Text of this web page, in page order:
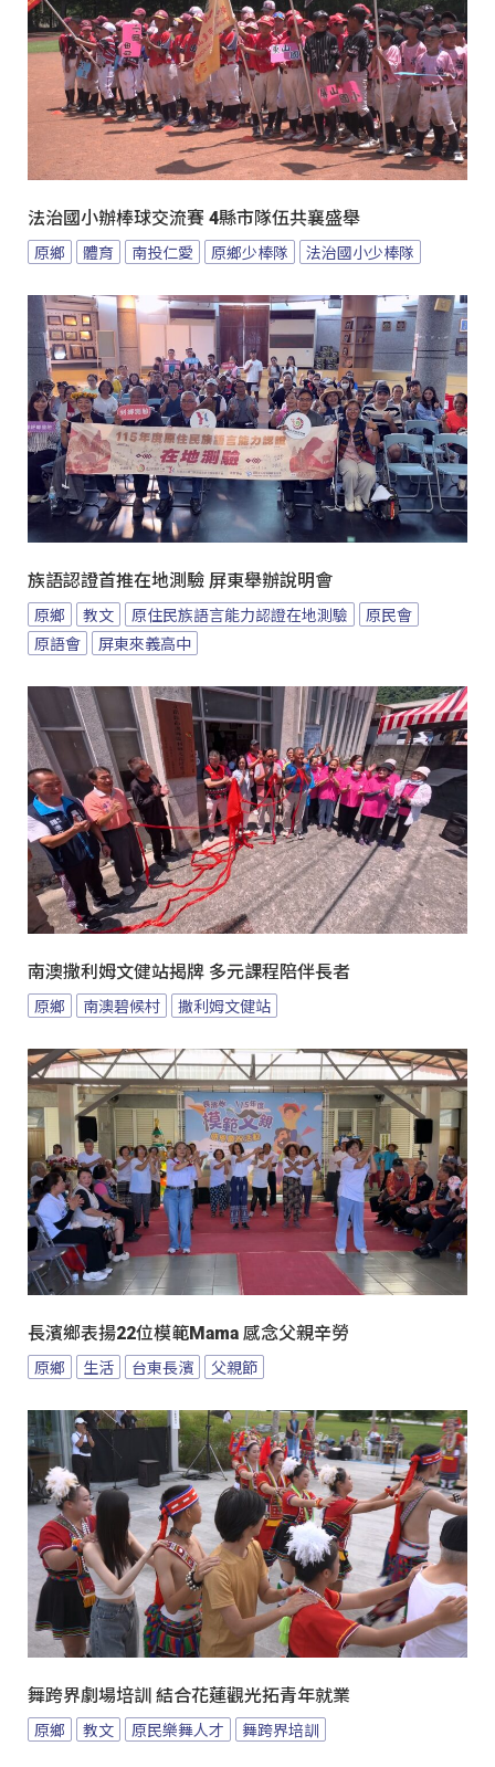
法治國小辦棒球交流賽 4縣市隊伍共襄盛舉
原鄉 體育 南投仁愛 原鄉少棒隊 法治國小少棒隊
族語認證首推在地測驗 屏東舉辦說明會
原鄉 教文 原住民族語言能力認證在地測驗
原民會
原語會
屏東來義高中
南澳撒利姆文健站揭牌 多元課程陪伴長者
原鄉 南澳碧候村 撒利姆文健站
長濱鄉表揚22位模範Mama 感念父親辛勞
原鄉 生活 台東長濱 父親節
舞跨界劇場培訓 結合花蓮觀光拓青年就業
原鄉 教文 原民樂舞人才 舞跨界培訓